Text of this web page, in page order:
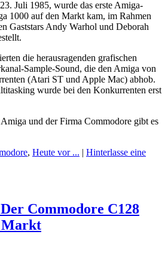
Juli 1985, wurde das erste Amiga-
1000 auf den Markt kam, im Rahmen
Gaststars Andy Warhol und Deborah
die herausragenden grafischen
Sample-Sound, die den Amiga von
(Atari ST und Apple Mac) abhob.
wurde bei den Konkurrenten erst
und der Firma Commodore gibt es
, Heute vor ... | Hinterlasse eine
Commodore C128
Markt